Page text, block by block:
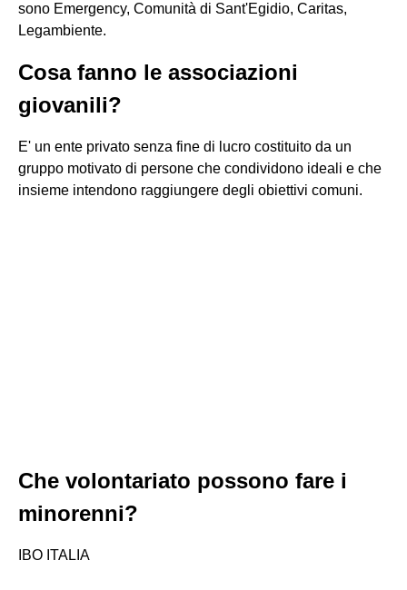
sono Emergency, Comunità di Sant'Egidio, Caritas,
Legambiente.
Cosa fanno le associazioni
giovanili?
E' un ente privato senza fine di lucro costituito da un
gruppo motivato di persone che condividono ideali e che
insieme intendono raggiungere degli obiettivi comuni.
Che volontariato possono fare i
minorenni?
IBO ITALIA